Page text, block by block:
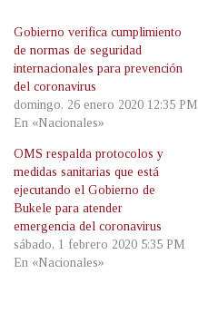
Gobierno verifica cumplimiento
de normas de seguridad
internacionales para prevención
del coronavirus
domingo, 26 enero 2020 12:35 PM
En «Nacionales»
OMS respalda protocolos y
medidas sanitarias que está
ejecutando el Gobierno de
Bukele para atender
emergencia del coronavirus
sábado, 1 febrero 2020 5:35 PM
En «Nacionales»